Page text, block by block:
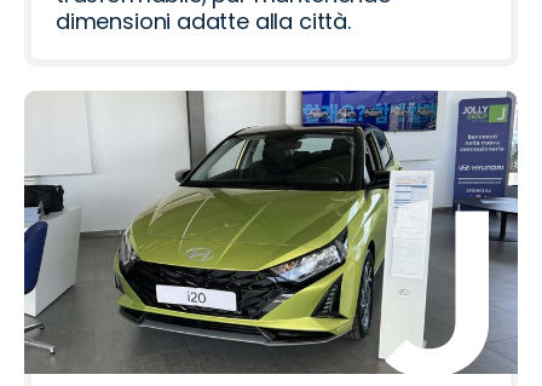
dimensioni adatte alla città.